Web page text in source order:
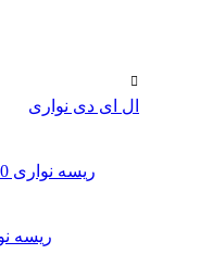
ال ای دی‌ نواری
ریسه نواری 220 ولت
ریسه نواری 220